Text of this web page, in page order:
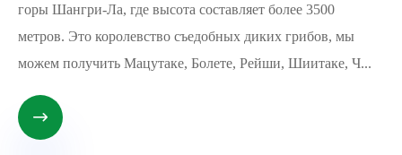
горы Шангри-Ла, где высота составляет более 3500
метров. Это королевство съедобных диких грибов, мы
можем получить Мацутаке, Болете, Рейши, Шиитаке, Ч...
